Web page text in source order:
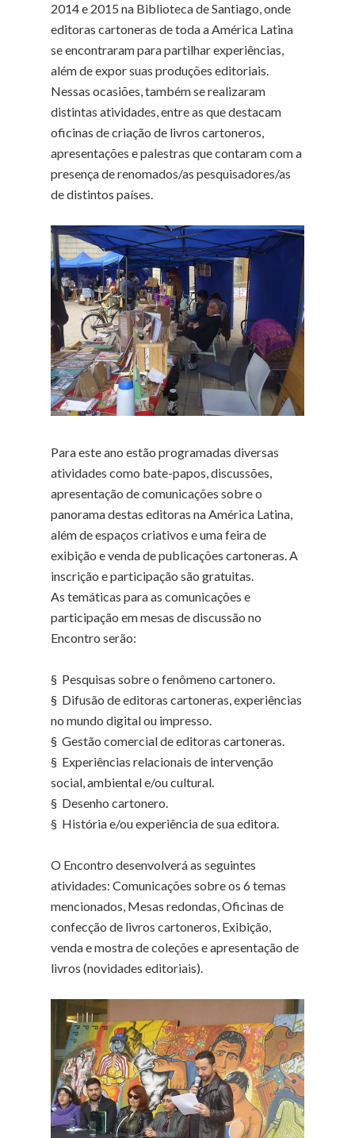
2014 e 2015 na Biblioteca de Santiago, onde
editoras cartoneras de toda a América Latina
se encontraram para partilhar experiências,
além de expor suas produções editoriais.
Nessas ocasiões, também se realizaram
distintas atividades, entre as que destacam
oficinas de criação de livros cartoneros,
apresentações e palestras que contaram com a
presença de renomados/as pesquisadores/as
de distintos países.
Para este ano estão programadas diversas
atividades como bate-papos, discussões,
apresentação de comunicações sobre o
panorama destas editoras na América Latina,
além de espaços criativos e uma feira de
exibição e venda de publicações cartoneras. A
inscrição e participação são gratuitas.
As temáticas para as comunicações e
participação em mesas de discussão no
Encontro serão:
§ Pesquisas sobre o fenômeno cartonero.
§ Difusão de editoras cartoneras, experiências
no mundo digital ou impresso.
§ Gestão comercial de editoras cartoneras.
§ Experiências relacionais de intervenção
social, ambiental e/ou cultural.
§ Desenho cartonero.
§ História e/ou experiência de sua editora.
O Encontro desenvolverá as seguintes
atividades: Comunicações sobre os 6 temas
mencionados, Mesas redondas, Oficinas de
confecção de livros cartoneros, Exibição,
venda e mostra de coleções e apresentação de
livros (novidades editoriais).